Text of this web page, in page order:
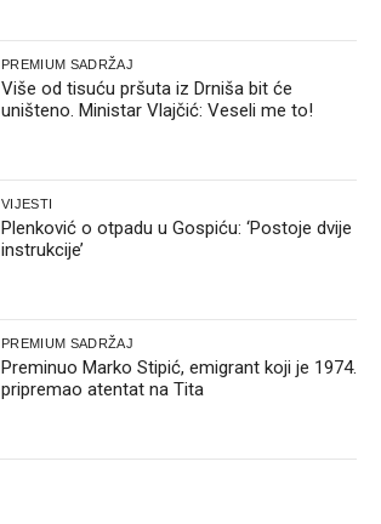
PREMIUM SADRŽAJ
Više od tisuću pršuta iz Drniša bit će
uništeno. Ministar Vlajčić: Veseli me to!
VIJESTI
Plenković o otpadu u Gospiću: ‘Postoje dvije
instrukcije’
PREMIUM SADRŽAJ
Preminuo Marko Stipić, emigrant koji je 1974.
pripremao atentat na Tita